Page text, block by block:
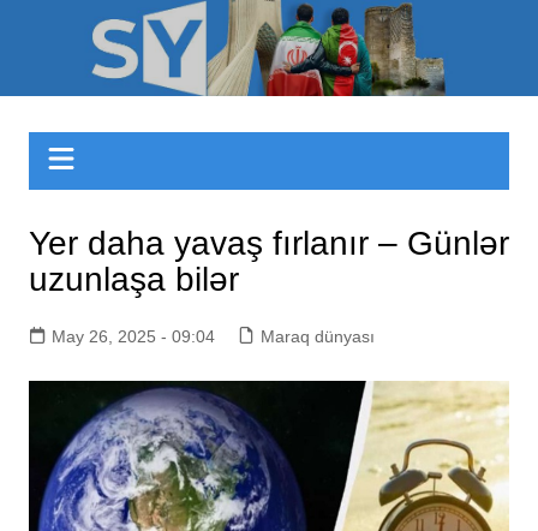
Sizinyol.org
Yer daha yavaş fırlanır – Günlər
uzunlaşa bilər
May 26, 2025 - 09:04 Maraq dünyası